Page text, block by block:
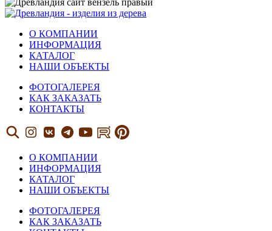
О КОМПАНИИ
ИНФОРМАЦИЯ
КАТАЛОГ
НАШИ ОБЪЕКТЫ
ФОТОГАЛЕРЕЯ
КАК ЗАКАЗАТЬ
КОНТАКТЫ
О КОМПАНИИ
ИНФОРМАЦИЯ
КАТАЛОГ
НАШИ ОБЪЕКТЫ
ФОТОГАЛЕРЕЯ
КАК ЗАКАЗАТЬ